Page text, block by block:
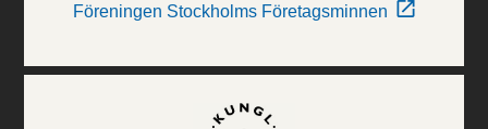
Föreningen Stockholms Företagsminnen